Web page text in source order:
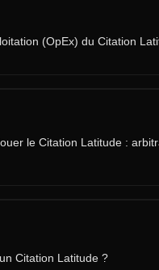
(OpEx) du Citation
le Citation Latitude :
Citation Latitude ?